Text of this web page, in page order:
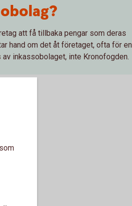
att få tillbaka pengar som deras
hand om det åt företaget, ofta för en
inkassobolaget, inte Kronofogden.